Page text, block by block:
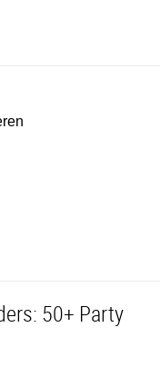
50+ Party